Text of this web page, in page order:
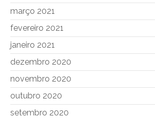
março 2021
fevereiro 2021
janeiro 2021
dezembro 2020
novembro 2020
outubro 2020
setembro 2020